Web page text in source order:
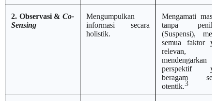
2. Observasi & Co-
Sensing
Mengumpulkan
informasi secara
holistik.
Mengamati
tanpa
(Suspensi),
semua faktor
relevan,
mendengarkan
perspektif
beragam
otentik.3